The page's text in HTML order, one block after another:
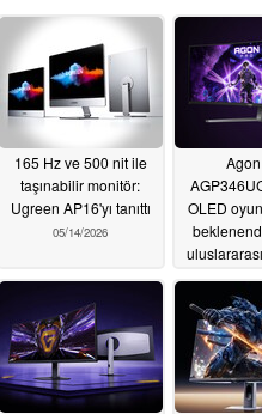
165 Hz ve 500 nit ile
taşınabilir monitör:
Ugreen AP16'yı tanıttı
05/14/2026
OLED